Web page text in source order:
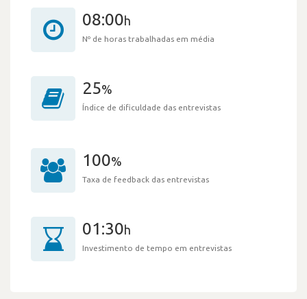
08:00h
Nº de horas trabalhadas em média
25%
Índice de dificuldade das entrevistas
100%
Taxa de feedback das entrevistas
01:30h
Investimento de tempo em entrevistas